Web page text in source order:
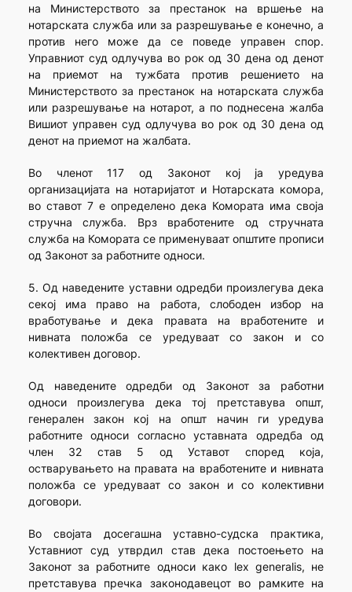
на Министерството за престанок на вршење на
нотарската служба или за разрешување е конечно, а
против него може да се поведе управен спор.
Управниот суд одлучува во рок од 30 дена од денот
на приемот на тужбата против решението на
Министерството за престанок на нотарската служба
или разрешување на нотарот, а по поднесена жалба
Вишиот управен суд одлучува во рок од 30 дена од
денот на приемот на жалбата.
Во членот 117 од Законот кој ја уредува
организацијата на нотаријатот и Нотарската комора,
во ставот 7 е определено дека Комората има своја
стручна служба. Врз вработените од стручната
служба на Комората се применуваат општите прописи
од Законот за работните односи.
5. Од наведените уставни одредби произлегува дека
секој има право на работа, слободен избор на
вработување и дека правата на вработените и
нивната положба се уредуваат со закон и со
колективен договор.
Од наведените одредби од Законот за работни
односи произлегува дека тој претставува општ,
генерален закон кој на општ начин ги уредува
работните односи согласно уставната одредба од
член 32 став 5 од Уставот според која,
остварувањето на правата на вработените и нивната
положба се уредуваат со закон и со колективни
договори.
Во својата досегашна уставно-судска практика,
Уставниот суд утврдил став дека постоењето на
Законот за работните односи како lex generalis, не
претставува пречка законодавецот во рамките на